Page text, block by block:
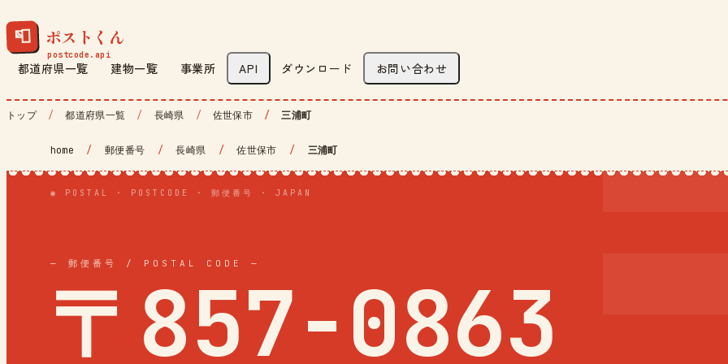
📮 ポストくん
都道府県一覧 建物一覧 事業所 API ダウンロード お問い合わせ
トップ 都道府県一覧 長崎県 佐世保市 三浦町
home / 郵便番号 / 長崎県 / 佐世保市 / 三浦町
◉ POSTAL · POSTCODE · 郵便番号 · JAPAN
— 郵便番号 / POSTAL CODE —
〒857-0863